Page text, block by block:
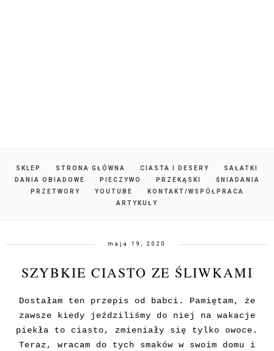
SKLEP STRONA GŁÓWNA CIASTA I DESERY
SAŁATKI
DANIA OBIADOWE
PIECZYWO PRZEKĄSKI
ŚNIADANIA
PRZETWORY
YOUTUBE
KONTAKT/WSPÓŁPRACA
ARTYKUŁY
maja 19, 2020
SZYBKIE CIASTO ZE ŚLIWKAMI
Dostałam ten przepis od babci. Pamiętam, że
zawsze kiedy jeździliśmy do niej na wakacje
piekła to ciasto, zmieniały się tylko owoce.
Teraz, wracam do tych smaków w swoim domu i